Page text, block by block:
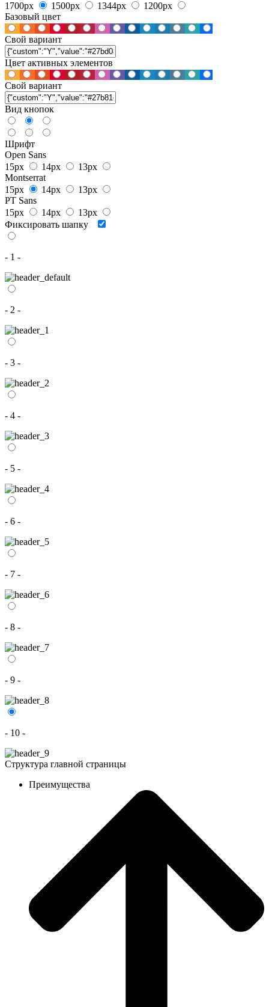
1700px
1500px 1344px
1200px
Базовый цвет
Свой вариант
Цвет активных элементов
Свой вариант
Вид кнопок
Шрифт
Open Sans
15px
14px
13px
Montserrat
15px
14px
13px
PT Sans
15px
14px
13px
Фиксировать шапку
- 1 -
- 2 -
- 3 -
- 4 -
- 5 -
- 6 -
- 7 -
- 8 -
- 9 -
- 10 -
Структура главной страницы
Преимущества